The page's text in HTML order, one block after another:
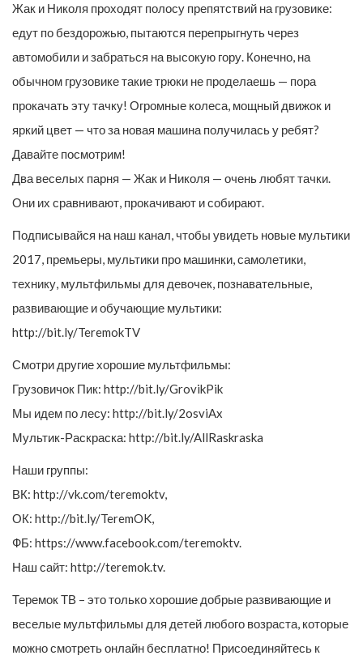
Жак и Николя проходят полосу препятствий на грузовике:
едут по бездорожью, пытаются перепрыгнуть через
автомобили и забраться на высокую гору. Конечно, на
обычном грузовике такие трюки не проделаешь — пора
прокачать эту тачку! Огромные колеса, мощный движок и
яркий цвет — что за новая машина получилась у ребят?
Давайте посмотрим!
Два веселых парня — Жак и Николя — очень любят тачки.
Они их сравнивают, прокачивают и собирают.
Подписывайся на наш канал, чтобы увидеть новые мультики
2017, премьеры, мультики про машинки, самолетики,
технику, мультфильмы для девочек, познавательные,
развивающие и обучающие мультики:
http://bit.ly/TeremokTV
Смотри другие хорошие мультфильмы:
Грузовичок Пик: http://bit.ly/GrovikPik
Мы идем по лесу: http://bit.ly/2osviAx
Мультик-Раскраска: http://bit.ly/AllRaskraska
Наши группы:
ВК: http://vk.com/teremoktv,
ОК: http://bit.ly/TeremOK,
ФБ: https://www.facebook.com/teremoktv.
Наш сайт: http://teremok.tv.
Теремок ТВ – это только хорошие добрые развивающие и
веселые мультфильмы для детей любого возраста, которые
можно смотреть онлайн бесплатно! Присоединяйтесь к